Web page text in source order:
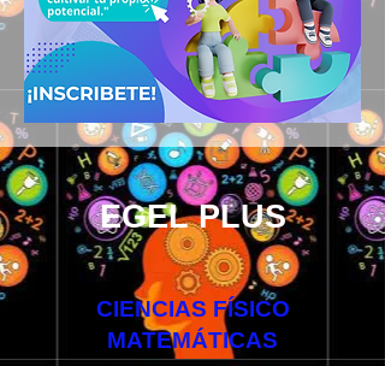
EGEL PLUS
CIENCIAS FÍSICO
MATEMÁTICAS